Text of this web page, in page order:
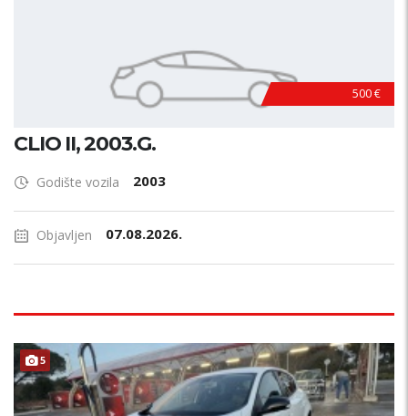
500 €
CLIO II, 2003.G.
Godište vozila 2003
Objavljen 07.08.2026.
5